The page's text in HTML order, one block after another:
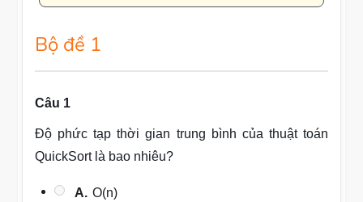
Bộ đề 1
Câu 1
Độ phức tạp thời gian trung bình của thuật toán
QuickSort là bao nhiêu?
A. O(n)